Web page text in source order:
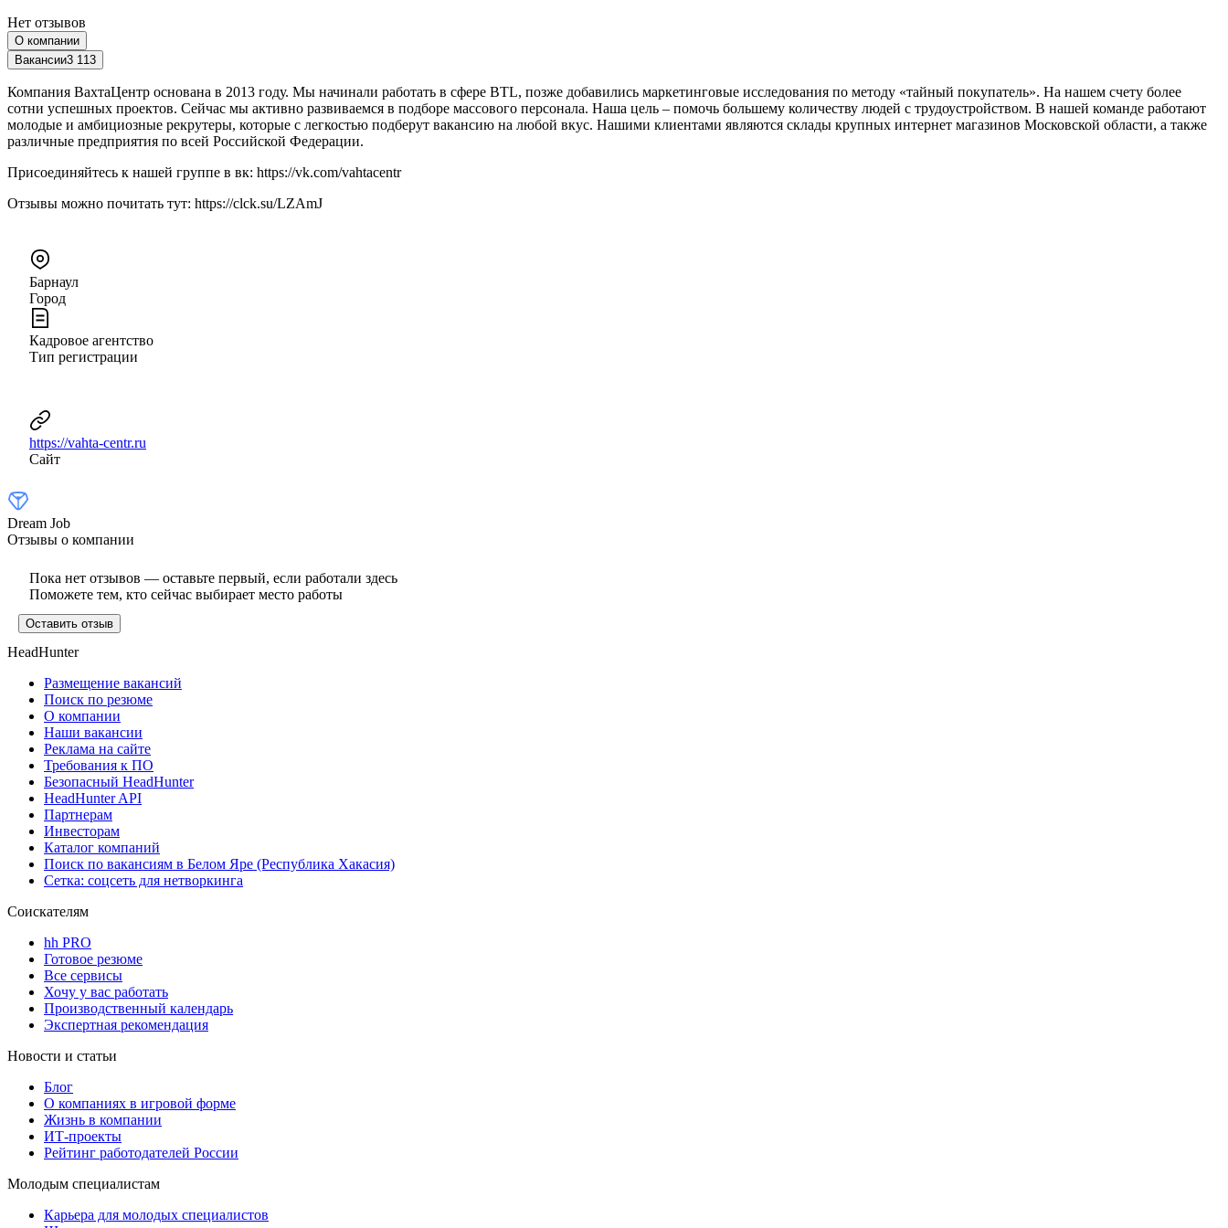
Нет отзывов
О компании
Вакансии3 113
Компания ВахтаЦентр основана в 2013 году. Мы начинали работать в сфере BTL, позже добавились маркетинговые исследования по методу «тайный покупатель». На нашем счету более
сотни успешных проектов. Сейчас мы активно развиваемся в подборе массового персонала. Наша цель – помочь большему количеству людей с трудоустройством. В нашей команде работают
молодые и амбициозные рекрутеры, которые с легкостью подберут вакансию на любой вкус. Нашими клиентами являются склады крупных интернет магазинов Московской области, а также
различные предприятия по всей Российской Федерации.
Присоединяйтесь к нашей группе в вк: https://vk.com/vahtacentr
Отзывы можно почитать тут: https://clck.su/LZAmJ
Барнаул
Город
Кадровое агентство
Тип регистрации
https://vahta-centr.ru
Сайт
Dream Job
Отзывы о компании
Пока нет отзывов — оставьте первый, если работали здесь
Поможете тем, кто сейчас выбирает место работы
Оставить отзыв
HeadHunter
Размещение вакансий
Поиск по резюме
О компании
Наши вакансии
Реклама на сайте
Требования к ПО
Безопасный HeadHunter
HeadHunter API
Партнерам
Инвесторам
Каталог компаний
Поиск по вакансиям в Белом Яре (Республика Хакасия)
Сетка: соцсеть для нетворкинга
Соискателям
hh PRO
Готовое резюме
Все сервисы
Хочу у вас работать
Производственный календарь
Экспертная рекомендация
Новости и статьи
Блог
О компаниях в игровой форме
Жизнь в компании
ИТ-проекты
Рейтинг работодателей России
Молодым специалистам
Карьера для молодых специалистов